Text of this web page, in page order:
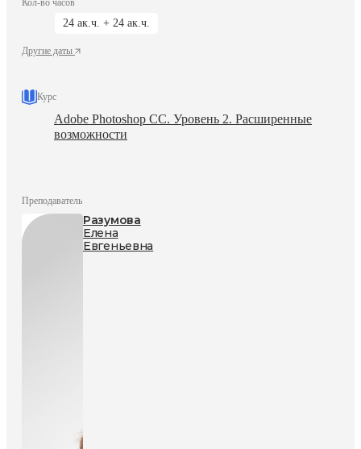
24 ак.ч. + 24 ак.ч.
Другие даты
Курс
Adobe Photoshop СС. Уровень 2. Расширенные
возможности
Преподаватель
Разумова
Елена
Евгеньевна